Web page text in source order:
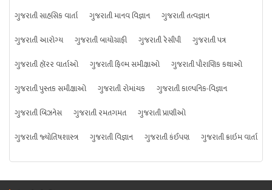
ગુજરાતી સાહસિક વાર્તા
ગુજરાતી માનવ વિજ્ઞાન
ગુજરાતી તત્વજ્ઞાન
ગુજરાતી આરોગ્ય
ગુજરાતી બાયોગ્રાફી ગુજરાતી રેસીપી
ગુજરાતી પત્ર
ગુજરાતી હૉરર વાર્તાઓ
ગુજરાતી ફિલ્મ સમીક્ષાઓ
ગુજરાતી પૌરાણિક કથાઓ
ગુજરાતી પુસ્તક સમીક્ષાઓ
ગુજરાતી રોમાંચક
ગુજરાતી કાલ્પનિક-વિજ્ઞાન
ગુજરાતી બિઝનેસ
ગુજરાતી રમતગમત
ગુજરાતી પ્રાણીઓ
ગુજરાતી જ્યોતિષશાસ્ત્ર
ગુજરાતી વિજ્ઞાન ગુજરાતી કંઈપણ ગુજરાતી ક્રાઇમ વાર્તા